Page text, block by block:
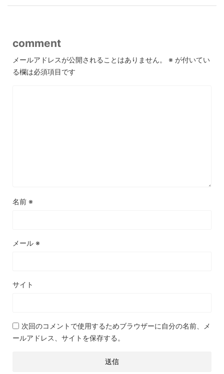
comment
メールアドレスが公開されることはありません。 ※ が付いてい
る欄は必須項目です
名前 ※
メール ※
サイト
次回のコメントで使用するためブラウザーに自分の名前、メ
ールアドレス、サイトを保存する。